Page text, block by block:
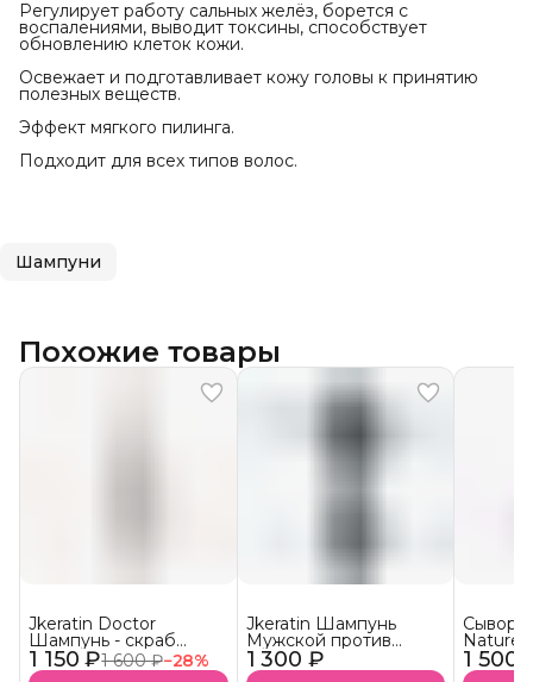
Регулирует работу сальных желёз, борется с
воспалениями, выводит токсины, способствует
обновлению клеток кожи.
Освежает и подготавливает кожу головы к принятию
полезных веществ.
Эффект мягкого пилинга.
Подходит для всех типов волос.
Шампуни
Похожие товары
1 150 ₽1 600 ₽−28%
Jkeratin Doctor
Шампунь - скраб
Doctor СКОРО В
НАЛИЧИИ!
1 300 ₽
Jkeratin Шампунь
Мужской против
выпадения волос
JMan СКОРО В
1 500
Nature
волос